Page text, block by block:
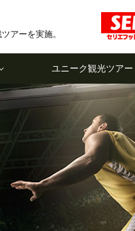
アーを実施。
ユニーク観光ツアー